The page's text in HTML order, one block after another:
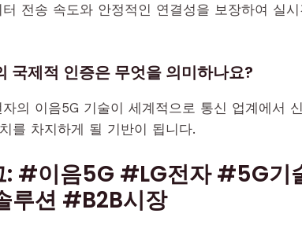
전송 속도와 안정적인 연결성을 보장하여 실
국제적 인증은 무엇을 의미하나요?
의 이음5G 기술이 세계적으로 통신 업계에서
를 차지하게 될 기반이 됩니다.
: #이음5G #LG전자 #5G기
루션 #B2B시장